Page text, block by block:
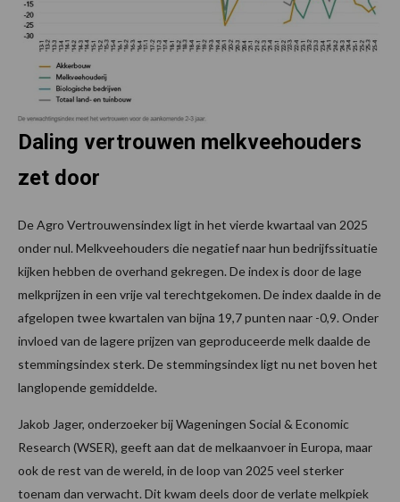
Daling vertrouwen melkveehouders
zet door
De Agro Vertrouwensindex ligt in het vierde kwartaal van 2025
onder nul. Melkveehouders die negatief naar hun bedrijfssituatie
kijken hebben de overhand gekregen. De index is door de lage
melkprijzen in een vrije val terechtgekomen. De index daalde in de
afgelopen twee kwartalen van bijna 19,7 punten naar -0,9. Onder
invloed van de lagere prijzen van geproduceerde melk daalde de
stemmingsindex sterk. De stemmingsindex ligt nu net boven het
langlopende gemiddelde.
Jakob Jager, onderzoeker bij Wageningen Social & Economic
Research (WSER), geeft aan dat de melkaanvoer in Europa, maar
ook de rest van de wereld, in de loop van 2025 veel sterker
toenam dan verwacht. Dit kwam deels door de verlate melkpiek